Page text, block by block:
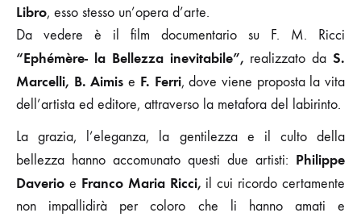
Libro, esso stesso un’opera d’arte.
Da vedere è il film documentario su F. M. Ricci
“Ephémère- la Bellezza inevitabile”, realizzato daS.
Marcelli, B. Aimise F. Ferri, dove viene proposta la vita
dell’artista ed editore, attraverso la metafora del labirinto.
La grazia, l’eleganza, la gentilezza e il culto della
bellezza hanno accomunato questi due artisti: Philippe
Daverio e Franco Maria Ricci, il cui ricordo certamente
non impallidirà per coloro che li hanno amati e